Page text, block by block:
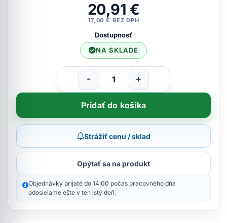
20,91 €
17,00 € BEZ DPH
Dostupnosť
NA SKLADE
- +
Pridať do košíka
Strážiť cenu / sklad
Opýtať sa na produkt
Objednávky prijaté do 14:00 počas pracovného dňa
odosielame ešte v ten istý deň.